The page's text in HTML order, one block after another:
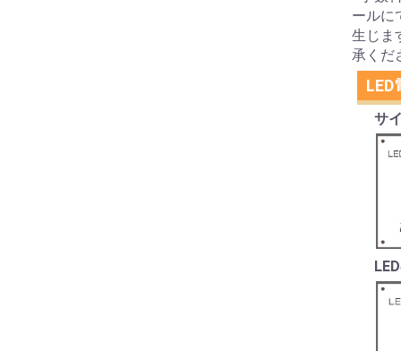
ールに
生じま
承くだ
サ